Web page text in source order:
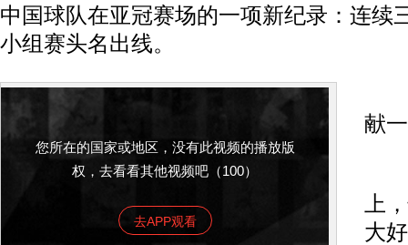
中国球队在亚冠赛场的一项新纪录：连续
小组赛头名出线。
您所在的国家或地区，没有此视频的播放版
权，去看看其他视频吧（100）
去APP观看
献
上
大